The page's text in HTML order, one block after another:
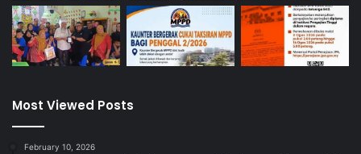
Most Viewed Posts
February 10, 2026